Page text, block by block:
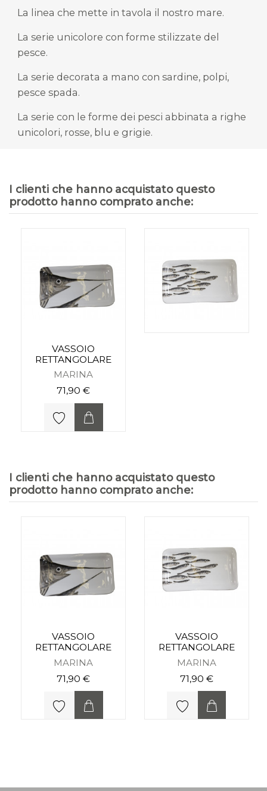
La linea che mette in tavola il nostro mare.
La serie unicolore con forme stilizzate del
pesce.
La serie decorata a mano con sardine, polpi,
pesce spada.
La serie con le forme dei pesci abbinata a righe
unicolori, rosse, blu e grigie.
I clienti che hanno acquistato questo
prodotto hanno comprato anche:
VASSOIO
RETTANGOLARE
MARINA
71,90 €
I clienti che hanno acquistato questo
prodotto hanno comprato anche:
VASSOIO
RETTANGOLARE
MARINA
71,90 €
VASSOIO
RETTANGOLARE
MARINA
71,90 €